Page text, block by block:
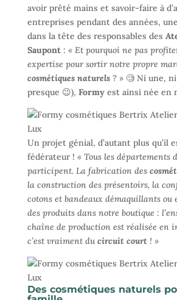
avoir prêté mains et savoir-faire à
entreprises pendant des années,
dans la tête des responsables des
Saupont: « Et pourquoi ne pas
expertise pour sortir notre propre
cosmétiques naturels? »🧐 Ni une, ni
presque 😉), Formyest ainsi née en
Un projet génial, d’autant plus qu’il
fédérateur ! « Tous les départements
participent. La fabrication des
la construction des présentoirs, la
cotons et bandeaux démaquillants ou
des produits dans notre boutique :
chaîne de production est réalisée en
c’est vraiment du circuit court! »
Des cosmétiques naturels